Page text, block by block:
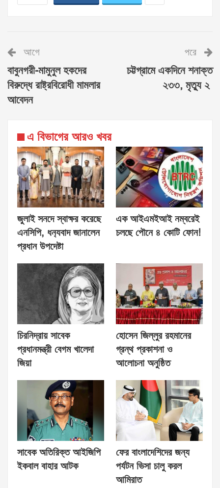
আগে
বাবুনগরী-মামুনুল হকদের
বিরুদ্ধে রাষ্ট্রবিরোধী মামলার
আবেদন
পরে
চট্টগ্রামে একদিনে শনাক্ত
২৩৩, মৃত্যু ২
এ বিভাগের আরও খবর
জুলাই সনদে স্বাক্ষর করেছে
এনসিপি, ধন‍্যবাদ জানালেন
প্রধান উপদেষ্টা
এক আইএমইআই নম্বরেই
চলছে পৌনে ৪ কোটি ফোন!
চিরনিদ্রায় সাবেক
প্রধানমন্ত্রী বেগম খালেদা
জিয়া
হোসেন জিল্লুর রহমানের
গ্রন্থ প্রকাশনা ও
আলোচনা অনুষ্ঠিত
সাবেক অতিরিক্ত আইজিপি
ইকবাল বাহার আটক
ফের বাংলাদেশিদের জন্য
পর্যটন ভিসা চালু করল
আমিরাত